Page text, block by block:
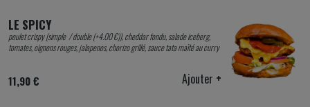
LE SPICY
poulet crispy (simple / double (+4.00 €)), cheddar fondu, salade iceberg,
tomates, oignons rouges, jalapenos, chorizo grillé, sauce tata maïté au curry
11,90 € Ajouter +